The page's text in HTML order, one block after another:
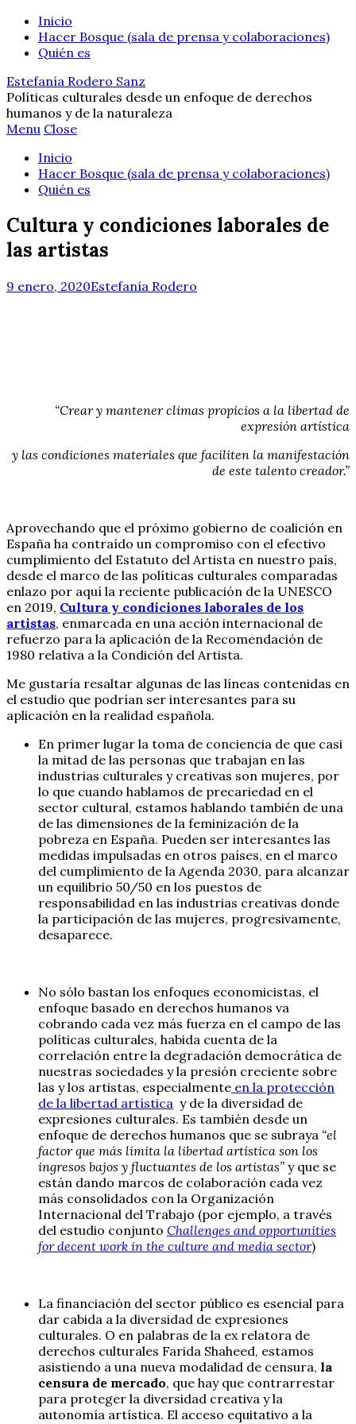
Inicio
Hacer Bosque (sala de prensa y colaboraciones)
Quién es
Estefanía Rodero Sanz
Políticas culturales desde un enfoque de derechos
humanos y de la naturaleza
Menu Close
Inicio
Hacer Bosque (sala de prensa y colaboraciones)
Quién es
Cultura y condiciones laborales de
las artistas
9 enero, 2020Estefanía Rodero
“Crear y mantener climas propicios a la libertad de
expresión artística
y las condiciones materiales que faciliten la manifestación
de este talento creador.”
Aprovechando que el próximo gobierno de coalición en
España ha contraído un compromiso con el efectivo
cumplimiento del Estatuto del Artista en nuestro país,
desde el marco de las políticas culturales comparadas
enlazo por aquí la reciente publicación de la UNESCO
en 2019, Cultura y condiciones laborales de los
artistas, enmarcada en una acción internacional de
refuerzo para la aplicación de la Recomendación de
1980 relativa a la Condición del Artista.
Me gustaría resaltar algunas de las líneas contenidas en
el estudio que podrían ser interesantes para su
aplicación en la realidad española.
En primer lugar la toma de conciencia de que casi
la mitad de las personas que trabajan en las
industrias culturales y creativas son mujeres, por
lo que cuando hablamos de precariedad en el
sector cultural, estamos hablando también de una
de las dimensiones de la feminización de la
pobreza en España. Pueden ser interesantes las
medidas impulsadas en otros países, en el marco
del cumplimiento de la Agenda 2030, para alcanzar
un equilibrio 50/50 en los puestos de
responsabilidad en las industrias creativas donde
la participación de las mujeres, progresivamente,
desaparece.
No sólo bastan los enfoques economicistas, el
enfoque basado en derechos humanos va
cobrando cada vez más fuerza en el campo de las
políticas culturales, habida cuenta de la
correlación entre la degradación democrática de
nuestras sociedades y la presión creciente sobre
las y los artistas, especialmente en la protección
de la libertad artística y de la diversidad de
expresiones culturales. Es también desde un
enfoque de derechos humanos que se subraya “el
factor que más limita la libertad artística son los
ingresos bajos y fluctuantes de los artistas” y que se
están dando marcos de colaboración cada vez
más consolidados con la Organización
Internacional del Trabajo (por ejemplo, a través
del estudio conjunto Challenges and opportunities
for decent work in the culture and media sector)
La financiación del sector público es esencial para
dar cabida a la diversidad de expresiones
culturales. O en palabras de la ex relatora de
derechos culturales Farida Shaheed, estamos
asistiendo a una nueva modalidad de censura, la
censura de mercado, que hay que contrarrestar
para proteger la diversidad creativa y la
autonomía artística. El acceso equitativo a la